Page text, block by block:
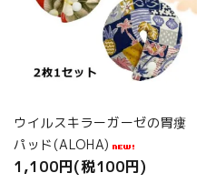
ウイルスキラーガーゼの胃瘻
パッド(ALOHA)
1,100円(税100円)